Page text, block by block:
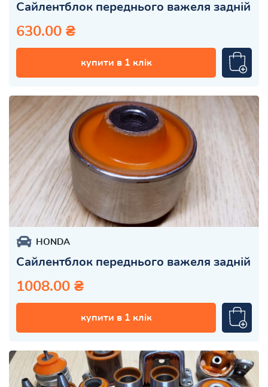
Сайлентблок переднього важеля задній
630.00 ₴
купити в 1 клік
HONDA
Сайлентблок переднього важеля задній
1008.00 ₴
купити в 1 клік